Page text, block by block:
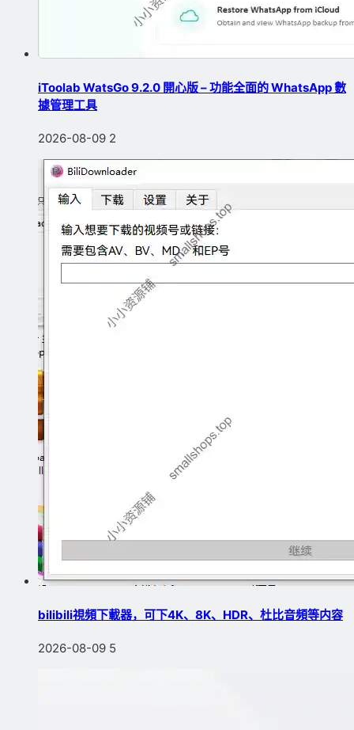
iToolab WatsGo 9.2.0 開心版 – 功能全面的 WhatsApp 數
據管理工具
2026-08-09 2
bilibili視頻下載器，可下4K、8K、HDR、杜比音頻等内容
2026-08-09 5